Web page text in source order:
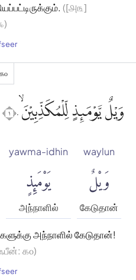
([௮௩]
௧௦
وَيْلٌ يَّوْمَىِٕذٍ لِّلْمُكَذِّبِيْنَۙ ١٠
waylun
وَيْلٌ
கேடுதான்
yawma-idhin
يَوْمَئِذٍ
அந்நாளில்
அந்நாளில் கேடுதான்!
௧௦)